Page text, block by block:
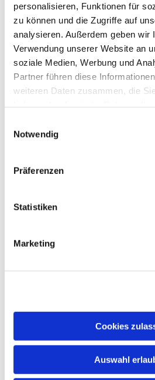
personalisieren, Funktionen für
zu können und die Zugriffe auf
analysieren. Außerdem geben wir
Verwendung unserer Website an
soziale Medien, Werbung und
Partner führen diese
weiteren Daten zusammen, die
Notwendig
Präferenzen
Statistiken
Marketing
Cookies
Auswahl
Dies könnte